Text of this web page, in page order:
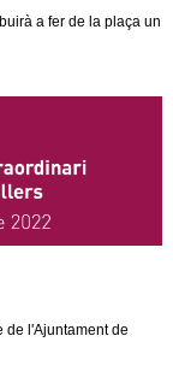
a fer de la plaça un
de l'Ajuntament de